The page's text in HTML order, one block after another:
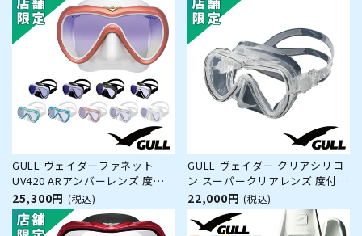
GULL ヴェイダーファネット
UV420 ARアンバーレンズ 度付
きレンズ（オーダー）対応 GM-
1296D GM-1297D ダイビング マ
スク
25,300円 (税込)
GULL ヴェイダー クリアシリコ
ン スーパークリアレンズ 度付き
レンズ（オーダー）対応 GM-
1255C ダイビング マスク
22,000円 (税込)